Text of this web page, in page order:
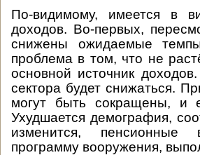
По-видимому, имеется в
доходов. Во-первых,
снижены ожидаемые
проблема в том, что не
основной источник
сектора будет снижаться.
могут быть сокращены, и
Ухудшается демография,
изменится, пенсионные
программу вооружения,